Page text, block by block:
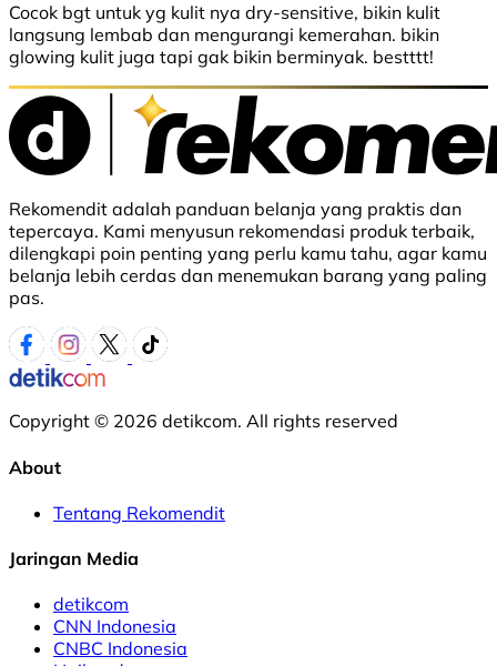
Cocok bgt untuk yg kulit nya dry-sensitive, bikin kulit
langsung lembab dan mengurangi kemerahan. bikin
glowing kulit juga tapi gak bikin berminyak. bestttt!
Rekomendit adalah panduan belanja yang praktis dan
tepercaya. Kami menyusun rekomendasi produk terbaik,
dilengkapi poin penting yang perlu kamu tahu, agar kamu
belanja lebih cerdas dan menemukan barang yang paling
pas.
Copyright © 2026 detikcom. All rights reserved
About
Tentang Rekomendit
Jaringan Media
detikcom
CNN Indonesia
CNBC Indonesia